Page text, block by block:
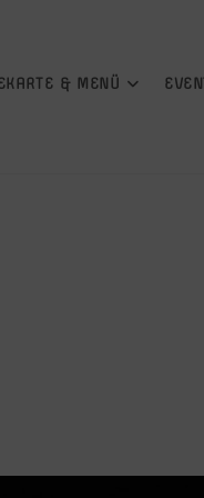
& MENÜ